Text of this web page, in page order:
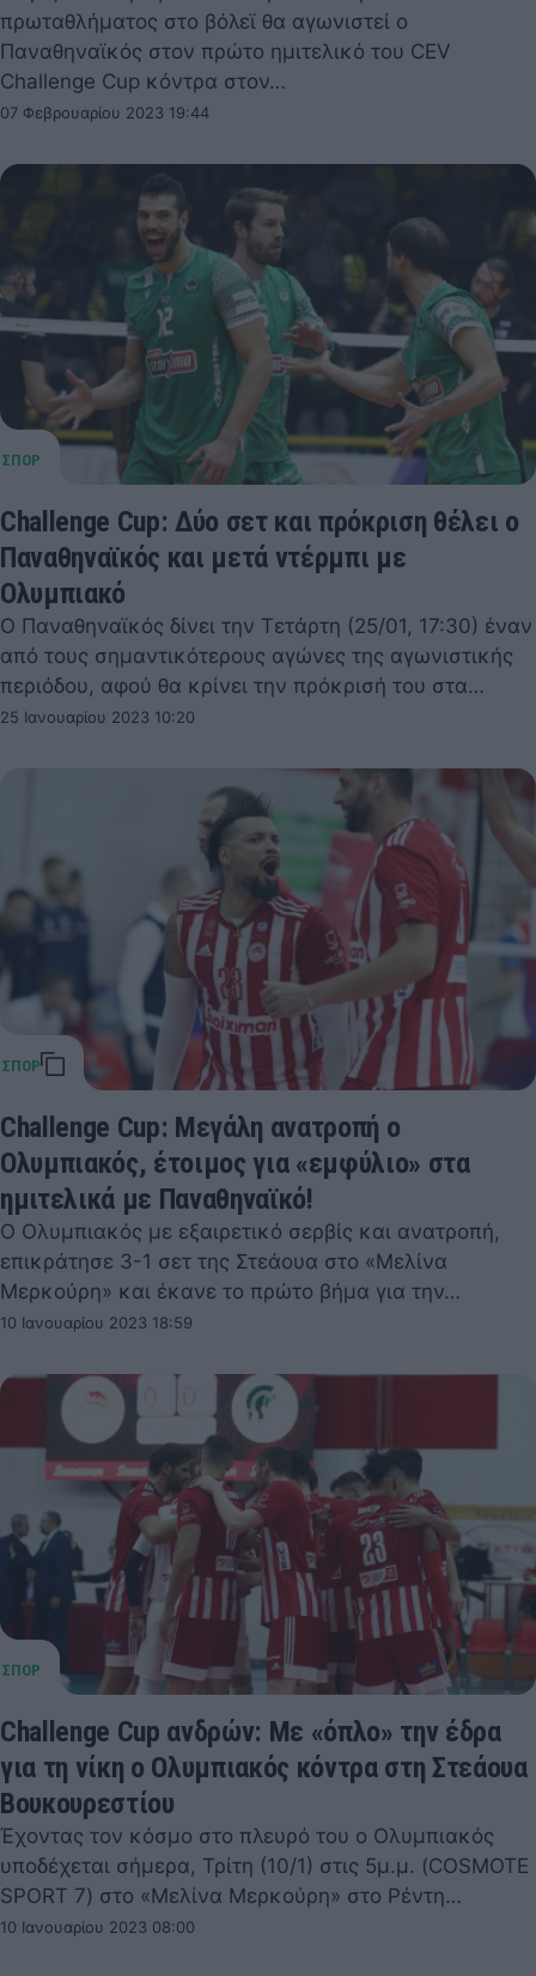
πρωταθλήματος στο βόλεϊ θα αγωνιστεί ο
Παναθηναϊκός στον πρώτο ημιτελικό του CEV
Challenge Cup κόντρα στον…
07 Φεβρουαρίου 2023 19:44
Challenge Cup: Δύο σετ και πρόκριση θέλει ο
Παναθηναϊκός και μετά ντέρμπι με
Ολυμπιακό
Ο Παναθηναϊκός δίνει την Τετάρτη (25/01, 17:30) έναν
από τους σημαντικότερους αγώνες της αγωνιστικής
περιόδου, αφού θα κρίνει την πρόκρισή του στα…
25 Ιανουαρίου 2023 10:20
Challenge Cup: Μεγάλη ανατροπή ο
Ολυμπιακός, έτοιμος για «εμφύλιο» στα
ημιτελικά με Παναθηναϊκό!
Ο Ολυμπιακός με εξαιρετικό σερβίς και ανατροπή,
επικράτησε 3-1 σετ της Στεάουα στο «Μελίνα
Μερκούρη» και έκανε το πρώτο βήμα για την…
10 Ιανουαρίου 2023 18:59
Challenge Cup ανδρών: Με «όπλο» την έδρα
για τη νίκη ο Ολυμπιακός κόντρα στη Στεάουα
Βουκουρεστίου
Έχοντας τον κόσμο στο πλευρό του ο Ολυμπιακός
υποδέχεται σήμερα, Τρίτη (10/1) στις 5μ.μ. (COSMOTE
SPORT 7) στο «Μελίνα Μερκούρη» στο Ρέντη…
10 Ιανουαρίου 2023 08:00